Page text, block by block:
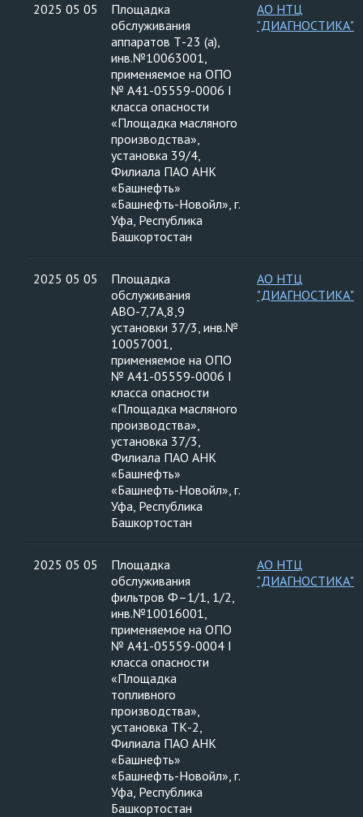
2025 05 05
Площадка
обслуживания
аппаратов Т-23 (а),
инв.№10063001,
применяемое на ОПО
№ А41-05559-0006 I
класса опасности
«Площадка масляного
производства»,
установка 39/4,
Филиала ПАО АНК
«Башнефть»
«Башнефть-Новойл», г.
Уфа, Республика
Башкортостан
АО НТЦ
"ДИАГНОСТИКА"
2025 05 05
Площадка
обслуживания
АВО-7,7А,8,9
установки 37/3, инв.№
10057001,
применяемое на ОПО
№ А41-05559-0006 I
класса опасности
«Площадка масляного
производства»,
установка 37/3,
Филиала ПАО АНК
«Башнефть»
«Башнефть-Новойл», г.
Уфа, Республика
Башкортостан
АО НТЦ
"ДИАГНОСТИКА"
2025 05 05
Площадка
обслуживания
фильтров Ф–1/1, 1/2,
инв.№10016001,
применяемое на ОПО
№ А41-05559-0004 I
класса опасности
«Площадка
топливного
производства»,
установка ТК-2,
Филиала ПАО АНК
«Башнефть»
«Башнефть-Новойл», г.
Уфа, Республика
Башкортостан
АО НТЦ
"ДИАГНОСТИКА"